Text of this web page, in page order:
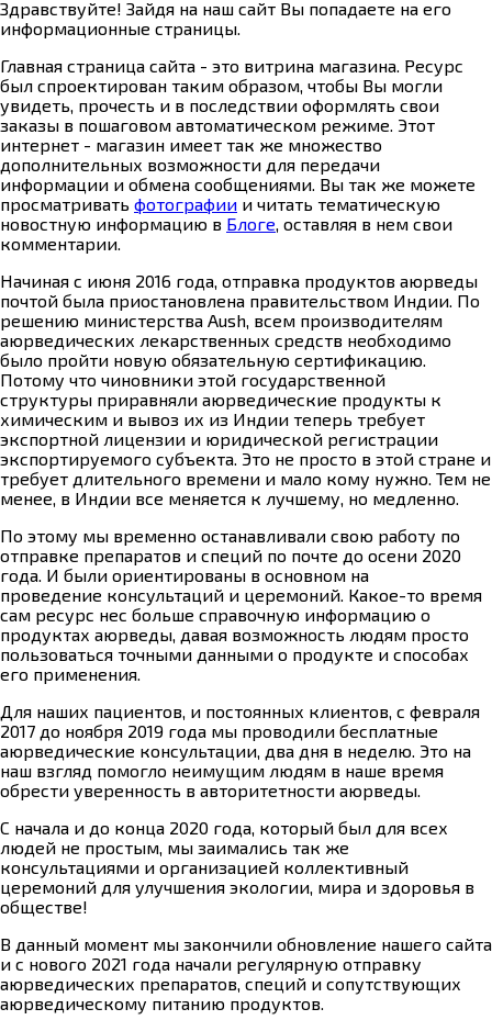
Здравствуйте! Зайдя на наш сайт Вы попадаете на его
информационные страницы.
Главная страница сайта - это витрина магазина. Ресурс
был спроектирован таким образом, чтобы Вы могли
увидеть, прочесть и в последствии оформлять свои
заказы в пошаговом автоматическом режиме. Этот
интернет - магазин имеет так же множество
дополнительных возможности для передачи
информации и обмена сообщениями. Вы так же можете
просматривать фотографии и читать тематическую
новостную информацию в Блоге, оставляя в нем свои
комментарии.
Начиная с июня 2016 года, отправка продуктов аюрведы
почтой была приостановлена правительством Индии. По
решению министерства Aush, всем производителям
аюрведических лекарственных средств необходимо
было пройти новую обязательную сертификацию.
Потому что чиновники этой государственной
структуры приравняли аюрведические продукты к
химическим и вывоз их из Индии теперь требует
экспортной лицензии и юридической регистрации
экспортируемого субъекта. Это не просто в этой стране и
требует длительного времени и мало кому нужно. Тем не
менее, в Индии все меняется к лучшему, но медленно.
По этому мы временно останавливали свою работу по
отправке препаратов и специй по почте до осени 2020
года. И были ориентированы в основном на
проведение консультаций и церемоний. Какое-то время
сам ресурс нес больше справочную информацию о
продуктах аюрведы, давая возможность людям просто
пользоваться точными данными о продукте и способах
его применения.
Для наших пациентов, и постоянных клиентов, с февраля
2017 до ноября 2019 года мы проводили бесплатные
аюрведические консультации, два дня в неделю. Это на
наш взгляд помогло неимущим людям в наше время
обрести уверенность в авторитетности аюрведы.
С начала и до конца 2020 года, который был для всех
людей не простым, мы заимались так же
консультациями и организацией коллективный
церемоний для улучшения экологии, мира и здоровья в
обществе!
В данный момент мы закончили обновление нашего сайта
и с нового 2021 года начали регулярную отправку
аюрведических препаратов, специй и сопутствующих
аюрведическому питанию продуктов.